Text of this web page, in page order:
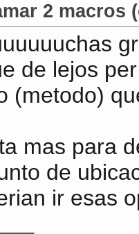
2
de lejos
(metodo)
mas para
de
ir esas